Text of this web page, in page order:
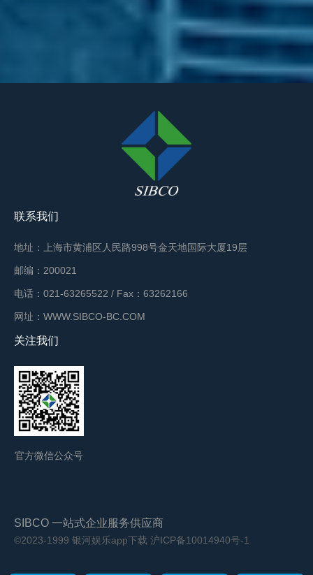
联系我们
地址：上海市黄浦区人民路998号金天地国际大厦19层
邮编：200021
电话：021-63265522 / Fax：63262166
网址：WWW.SIBCO-BC.COM
关注我们
官方微信公众号
SIBCO 一站式企业服务供应商
©2023-1999 银河娱乐app下载 沪ICP备10014940号-1